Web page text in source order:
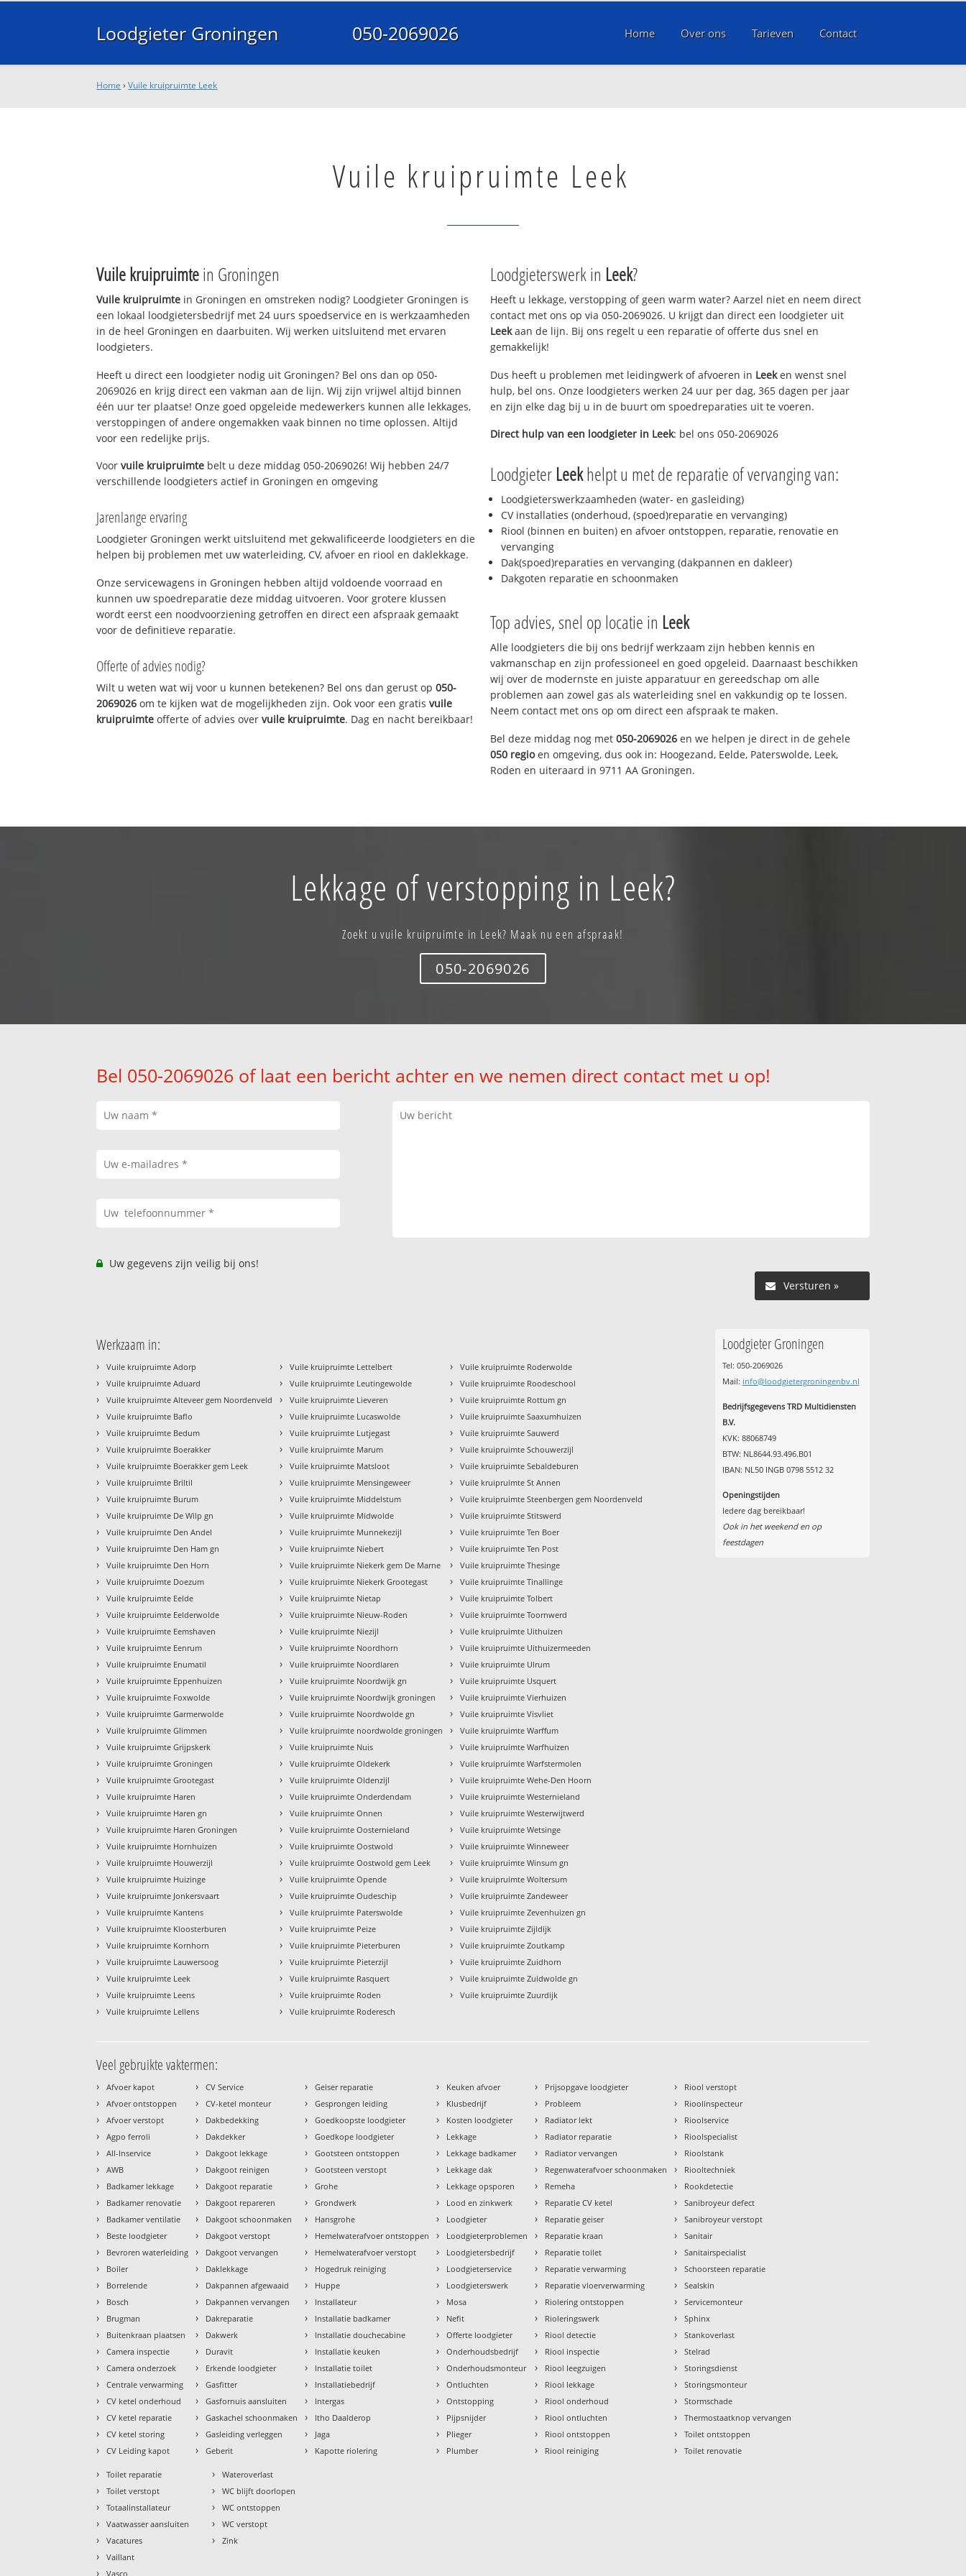
Loodgieter Groningen 050-2069026 Home Over ons Tarieven Contact
Home ›Vuile kruipruimte Leek
Vuile kruipruimte Leek
Vuile kruipruimtein Groningen
Vuile kruipruimte in Groningen en omstreken nodig? Loodgieter Groningen is
een lokaal loodgietersbedrijf met 24 uurs spoedservice en is werkzaamheden
in de heel Groningen en daarbuiten. Wij werken uitsluitend met ervaren
loodgieters.
Heeft u direct een loodgieter nodig uit Groningen? Bel ons dan op 050-
2069026 en krijg direct een vakman aan de lijn. Wij zijn vrijwel altijd binnen
één uur ter plaatse! Onze goed opgeleide medewerkers kunnen alle lekkages,
verstoppingen of andere ongemakken vaak binnen no time oplossen. Altijd
voor een redelijke prijs.
Voorvuile kruipruimte belt u deze middag 050-2069026! Wij hebben 24/7
verschillende loodgieters actief in Groningen en omgeving
Jarenlange ervaring
Loodgieter Groningen werkt uitsluitend met gekwalificeerde loodgieters en die
helpen bij problemen met uw waterleiding, CV, afvoer en riool en daklekkage.
Onze servicewagens in Groningen hebben altijd voldoende voorraad en
kunnen uw spoedreparatie deze middag uitvoeren. Voor grotere klussen
wordt eerst een noodvoorziening getroffen en direct een afspraak gemaakt
voor de definitieve reparatie.
Offerte of advies nodig?
Wilt u weten wat wij voor u kunnen betekenen? Bel ons dan gerust op050-
2069026 om te kijken wat de mogelijkheden zijn. Ook voor een gratisvuile
kruipruimte offerte of advies overvuile kruipruimte. Dag en nacht bereikbaar!
Loodgieterswerk in Leek?
Heeft u lekkage, verstopping of geen warm water? Aarzel niet en neem direct
contact met ons op via 050-2069026. U krijgt dan direct een loodgieter uit
Leekaan de lijn. Bij ons regelt u een reparatie of offerte dus snel en
gemakkelijk!
Dus heeft u problemen met leidingwerk of afvoeren in Leeken wenst snel
hulp, bel ons. Onze loodgieters werken 24 uur per dag, 365 dagen per jaar
en zijn elke dag bij u in de buurt om spoedreparaties uit te voeren.
Direct hulp van een loodgieter in Leek: bel ons 050-2069026
Loodgieter Leekhelpt u met de reparatie of vervanging van:
Loodgieterswerkzaamheden (water- en gasleiding)
CV installaties (onderhoud, (spoed)reparatie en vervanging)
Riool (binnen en buiten) en afvoer ontstoppen, reparatie, renovatie en
vervanging
Dak(spoed)reparaties en vervanging (dakpannen en dakleer)
Dakgoten reparatie en schoonmaken
Top advies, snel op locatie in Leek
Alle loodgieters die bij ons bedrijf werkzaam zijn hebben kennis en
vakmanschap en zijn professioneel en goed opgeleid. Daarnaast beschikken
wij over de modernste en juiste apparatuur en gereedschap om alle
problemen aan zowel gas als waterleiding snel en vakkundig op te lossen.
Neem contact met ons op om direct een afspraak te maken.
Bel deze middag nog met 050-2069026 en we helpen je direct in de gehele
050 regioen omgeving, dus ook in: Hoogezand, Eelde, Paterswolde, Leek,
Roden en uiteraard in 9711 AA Groningen.
Lekkage of verstopping in Leek?
Zoekt u vuile kruipruimte in Leek? Maak nu een afspraak!
050-2069026
Bel 050-2069026 of laat een bericht achter en we nemen direct contact met u op!
Uw gegevens zijn veilig bij ons!
Versturen »
Werkzaam in:
› Vuile kruipruimte Adorp
› Vuile kruipruimte Aduard
› Vuile kruipruimte Alteveer gem Noordenveld
› Vuile kruipruimte Baflo
› Vuile kruipruimte Bedum
› Vuile kruipruimte Boerakker
› Vuile kruipruimte Boerakker gem Leek
› Vuile kruipruimte Briltil
› Vuile kruipruimte Burum
› Vuile kruipruimte De Wilp gn
› Vuile kruipruimte Den Andel
› Vuile kruipruimte Den Ham gn
› Vuile kruipruimte Den Horn
› Vuile kruipruimte Doezum
› Vuile kruipruimte Eelde
› Vuile kruipruimte Eelderwolde
› Vuile kruipruimte Eemshaven
› Vuile kruipruimte Eenrum
› Vuile kruipruimte Enumatil
› Vuile kruipruimte Eppenhuizen
› Vuile kruipruimte Foxwolde
› Vuile kruipruimte Garmerwolde
› Vuile kruipruimte Glimmen
› Vuile kruipruimte Grijpskerk
› Vuile kruipruimte Groningen
› Vuile kruipruimte Grootegast
› Vuile kruipruimte Haren
› Vuile kruipruimte Haren gn
› Vuile kruipruimte Haren Groningen
› Vuile kruipruimte Hornhuizen
› Vuile kruipruimte Houwerzijl
› Vuile kruipruimte Huizinge
› Vuile kruipruimte Jonkersvaart
› Vuile kruipruimte Kantens
› Vuile kruipruimte Kloosterburen
› Vuile kruipruimte Kornhorn
› Vuile kruipruimte Lauwersoog
› Vuile kruipruimte Leek
› Vuile kruipruimte Leens
› Vuile kruipruimte Lellens
› Vuile kruipruimte Lettelbert
› Vuile kruipruimte Leutingewolde
› Vuile kruipruimte Lieveren
› Vuile kruipruimte Lucaswolde
› Vuile kruipruimte Lutjegast
› Vuile kruipruimte Marum
› Vuile kruipruimte Matsloot
› Vuile kruipruimte Mensingeweer
› Vuile kruipruimte Middelstum
› Vuile kruipruimte Midwolde
› Vuile kruipruimte Munnekezijl
› Vuile kruipruimte Niebert
› Vuile kruipruimte Niekerk gem De Marne
› Vuile kruipruimte Niekerk Grootegast
› Vuile kruipruimte Nietap
› Vuile kruipruimte Nieuw-Roden
› Vuile kruipruimte Niezijl
› Vuile kruipruimte Noordhorn
› Vuile kruipruimte Noordlaren
› Vuile kruipruimte Noordwijk gn
› Vuile kruipruimte Noordwijk groningen
› Vuile kruipruimte Noordwolde gn
› Vuile kruipruimte noordwolde groningen
› Vuile kruipruimte Nuis
› Vuile kruipruimte Oldekerk
› Vuile kruipruimte Oldenzijl
› Vuile kruipruimte Onderdendam
› Vuile kruipruimte Onnen
› Vuile kruipruimte Oosternieland
› Vuile kruipruimte Oostwold
› Vuile kruipruimte Oostwold gem Leek
› Vuile kruipruimte Opende
› Vuile kruipruimte Oudeschip
› Vuile kruipruimte Paterswolde
› Vuile kruipruimte Peize
› Vuile kruipruimte Pieterburen
› Vuile kruipruimte Pieterzijl
› Vuile kruipruimte Rasquert
› Vuile kruipruimte Roden
› Vuile kruipruimte Roderesch
› Vuile kruipruimte Roderwolde
› Vuile kruipruimte Roodeschool
› Vuile kruipruimte Rottum gn
› Vuile kruipruimte Saaxumhuizen
› Vuile kruipruimte Sauwerd
› Vuile kruipruimte Schouwerzijl
› Vuile kruipruimte Sebaldeburen
› Vuile kruipruimte St Annen
› Vuile kruipruimte Steenbergen gem Noordenveld
› Vuile kruipruimte Stitswerd
› Vuile kruipruimte Ten Boer
› Vuile kruipruimte Ten Post
› Vuile kruipruimte Thesinge
› Vuile kruipruimte Tinallinge
› Vuile kruipruimte Tolbert
› Vuile kruipruimte Toornwerd
› Vuile kruipruimte Uithuizen
› Vuile kruipruimte Uithuizermeeden
› Vuile kruipruimte Ulrum
› Vuile kruipruimte Usquert
› Vuile kruipruimte Vierhuizen
› Vuile kruipruimte Visvliet
› Vuile kruipruimte Warffum
› Vuile kruipruimte Warfhuizen
› Vuile kruipruimte Warfstermolen
› Vuile kruipruimte Wehe-Den Hoorn
› Vuile kruipruimte Westernieland
› Vuile kruipruimte Westerwijtwerd
› Vuile kruipruimte Wetsinge
› Vuile kruipruimte Winneweer
› Vuile kruipruimte Winsum gn
› Vuile kruipruimte Woltersum
› Vuile kruipruimte Zandeweer
› Vuile kruipruimte Zevenhuizen gn
› Vuile kruipruimte Zijldijk
› Vuile kruipruimte Zoutkamp
› Vuile kruipruimte Zuidhorn
› Vuile kruipruimte Zuidwolde gn
› Vuile kruipruimte Zuurdijk
Loodgieter Groningen
Tel: 050-2069026
Mail: info@loodgietergroningenbv.nl
Bedrijfsgegevens TRD Multidiensten
B.V.
KVK: 88068749
BTW: NL8644.93.496.B01
IBAN: NL50 INGB 0798 5512 32
Openingstijden
Iedere dag bereikbaar!
Ook in het weekend en op
feestdagen
Veel gebruikte vaktermen:
› Afvoer kapot
› Afvoer ontstoppen
› Afvoer verstopt
› Agpo ferroli
› All-Inservice
› AWB
› Badkamer lekkage
› Badkamer renovatie
› Badkamer ventilatie
› Beste loodgieter
› Bevroren waterleiding
› Boiler
› Borrelende
› Bosch
› Brugman
› Buitenkraan plaatsen
› Camera inspectie
› Camera onderzoek
› Centrale verwarming
› CV ketel onderhoud
› CV ketel reparatie
› CV ketel storing
› CV Leiding kapot
› CV Service
› CV-ketel monteur
› Dakbedekking
› Dakdekker
› Dakgoot lekkage
› Dakgoot reinigen
› Dakgoot reparatie
› Dakgoot repareren
› Dakgoot schoonmaken
› Dakgoot verstopt
› Dakgoot vervangen
› Daklekkage
› Dakpannen afgewaaid
› Dakpannen vervangen
› Dakreparatie
› Dakwerk
› Duravit
› Erkende loodgieter
› Gasfitter
› Gasfornuis aansluiten
› Gaskachel schoonmaken
› Gasleiding verleggen
› Geberit
› Geiser reparatie
› Gesprongen leiding
› Goedkoopste loodgieter
› Goedkope loodgieter
› Gootsteen ontstoppen
› Gootsteen verstopt
› Grohe
› Grondwerk
› Hansgrohe
› Hemelwaterafvoer ontstoppen
› Hemelwaterafvoer verstopt
› Hogedruk reiniging
› Huppe
› Installateur
› Installatie badkamer
› Installatie douchecabine
› Installatie keuken
› Installatie toilet
› Installatiebedrijf
› Intergas
› Itho Daalderop
› Jaga
› Kapotte riolering
› Keuken afvoer
› Klusbedrijf
› Kosten loodgieter
› Lekkage
› Lekkage badkamer
› Lekkage dak
› Lekkage opsporen
› Lood en zinkwerk
› Loodgieter
› Loodgieterproblemen
› Loodgietersbedrijf
› Loodgieterservice
› Loodgieterswerk
› Mosa
› Nefit
› Offerte loodgieter
› Onderhoudsbedrijf
› Onderhoudsmonteur
› Ontluchten
› Ontstopping
› Pijpsnijder
› Plieger
› Plumber
› Prijsopgave loodgieter
› Probleem
› Radiator lekt
› Radiator reparatie
› Radiator vervangen
› Regenwaterafvoer schoonmaken
› Remeha
› Reparatie CV ketel
› Reparatie geiser
› Reparatie kraan
› Reparatie toilet
› Reparatie verwarming
› Reparatie vloerverwarming
› Riolering ontstoppen
› Rioleringswerk
› Riool detectie
› Riool inspectie
› Riool leegzuigen
› Riool lekkage
› Riool onderhoud
› Riool ontluchten
› Riool ontstoppen
› Riool reiniging
› Riool verstopt
› Rioolinspecteur
› Rioolservice
› Rioolspecialist
› Rioolstank
› Riooltechniek
› Rookdetectie
› Sanibroyeur defect
› Sanibroyeur verstopt
› Sanitair
› Sanitairspecialist
› Schoorsteen reparatie
› Sealskin
› Servicemonteur
› Sphinx
› Stankoverlast
› Stelrad
› Storingsdienst
› Storingsmonteur
› Stormschade
› Thermostaatknop vervangen
› Toilet ontstoppen
› Toilet renovatie
› Toilet reparatie
› Toilet verstopt
› Totaalinstallateur
› Vaatwasser aansluiten
› Vacatures
› Vaillant
› Vasco
› Wateroverlast
› WC blijft doorlopen
› WC ontstoppen
› WC verstopt
› Zink